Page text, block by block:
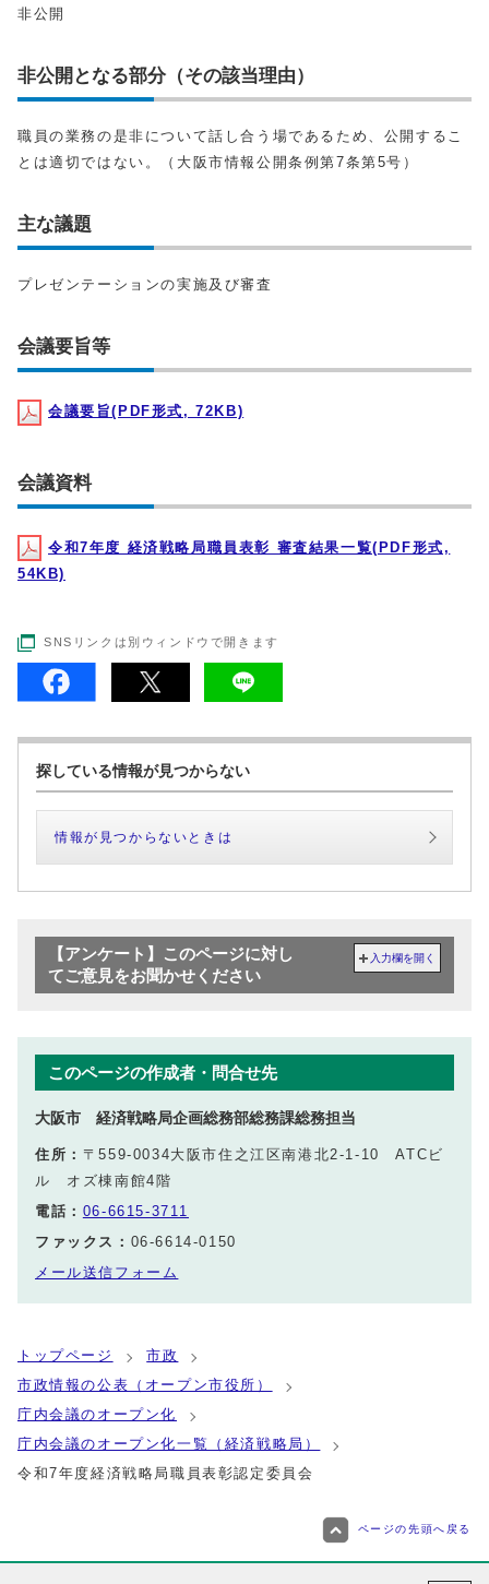
非公開
非公開となる部分（その該当理由）
職員の業務の是非について話し合う場であるため、公開するこ
とは適切ではない。（大阪市情報公開条例第7条第5号）
主な議題
プレゼンテーションの実施及び審査
会議要旨等
会議要旨(PDF形式, 72KB)
会議資料
令和7年度 経済戦略局職員表彰 審査結果一覧(PDF形式,
54KB)
SNSリンクは別ウィンドウで開きます
探している情報が見つからない
情報が見つからないときは
【アンケート】このページに対し
てご意見をお聞かせください
入力欄を開く
このページの作成者・問合せ先
大阪市 経済戦略局企画総務部総務課総務担当
住所： 〒559-0034大阪市住之江区南港北2‐1‐10 ATCビ
ル オズ棟南館4階
電話： 06-6615-3711
ファックス： 06-6614-0150
メール送信フォーム
トップページ
市政
市政情報の公表（オープン市役所）
庁内会議のオープン化
庁内会議のオープン化一覧（経済戦略局）
令和7年度経済戦略局職員表彰認定委員会
ページの先頭へ戻る